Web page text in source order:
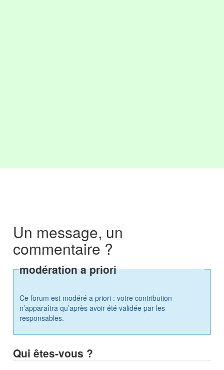
Un message, un
commentaire ?
modération a priori
Ce forum est modéré a priori : votre contribution
n’apparaîtra qu’après avoir été validée par les
responsables.
Qui êtes-vous ?